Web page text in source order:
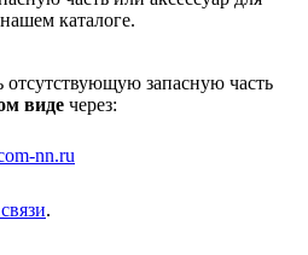
каталоге.
запасную часть
виде через:
nn.ru
.